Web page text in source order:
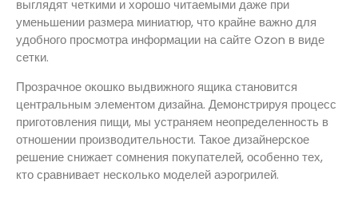
выглядят четкими и хорошо читаемыми даже при
уменьшении размера миниатюр, что крайне важно для
удобного просмотра информации на сайте Ozon в виде
сетки.
Прозрачное окошко выдвижного ящика становится
центральным элементом дизайна. Демонстрируя процесс
приготовления пищи, мы устраняем неопределенность в
отношении производительности. Такое дизайнерское
решение снижает сомнения покупателей, особенно тех,
кто сравнивает несколько моделей аэрогрилей.